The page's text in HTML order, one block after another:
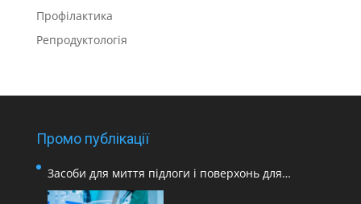
Профілактика
Репродуктологія
Промо публікації
Засоби для миття підлоги і поверхонь для
медичних закладів